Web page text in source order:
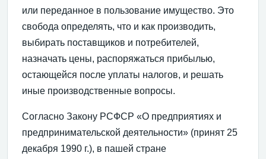
или переданное в пользование имущество. Это
свобода определять, что и как производить,
выбирать поставщиков и потребителей,
назначать цены, распоряжаться прибылью,
остающейся после уплаты налогов, и решать
иные производственные вопросы.
Согласно Закону РСФСР «О предприятиях и
предпринимательской деятельности» (принят 25
декабря 1990 г.), в пашей стране